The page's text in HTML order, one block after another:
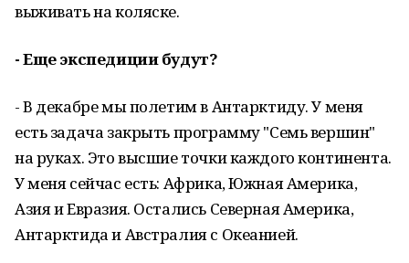
выживать на коляске.
- Еще экспедиции будут?
- В декабре мы полетим в Антарктиду. У меня
есть задача закрыть программу "Семь вершин"
на руках. Это высшие точки каждого континента.
У меня сейчас есть: Африка, Южная Америка,
Азия и Евразия. Остались Северная Америка,
Антарктида и Австралия с Океанией.